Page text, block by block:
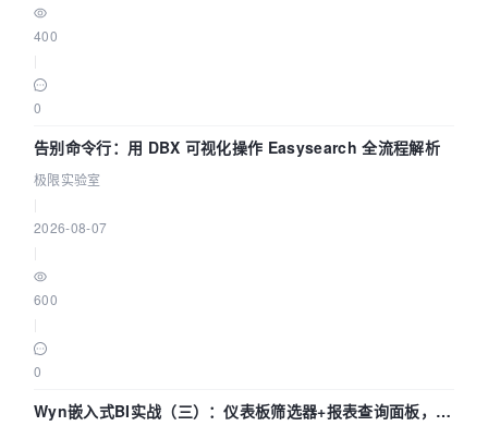
400
0
告别命令行：用 DBX 可视化操作 Easysearch 全流程解析
极限实验室
2026-08-07
600
0
Wyn嵌入式BI实战（三）：仪表板筛选器+报表查询面板，参